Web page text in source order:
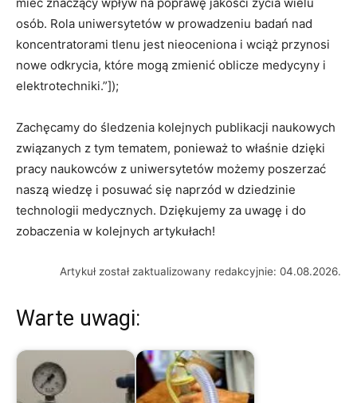
osób. Rola uniwersytetów w⁤ prowadzeniu badań nad ​
koncentratorami‍ tlenu jest nieoceniona i wciąż przynosi
nowe odkrycia,⁤ które‍ mogą zmienić oblicze medycyny i
elektrotechniki.”]);
Zachęcamy do śledzenia kolejnych ‍publikacji naukowych
związanych z tym​ tematem, ponieważ ​to‌ właśnie‍ dzięki
‌pracy naukowców z ⁤uniwersytetów ‍możemy poszerzać
naszą wiedzę i posuwać​ się naprzód w dziedzinie
technologii medycznych. Dziękujemy za ​uwagę​ i do
zobaczenia w kolejnych‍ artykułach!
Artykuł został zaktualizowany redakcyjnie: 04.08.2026.
Warte uwagi: